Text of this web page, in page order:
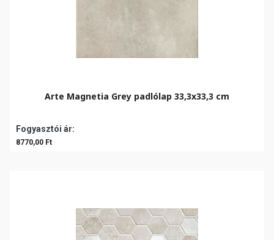
Arte Magnetia Grey padlólap 33,3x33,3 cm
Fogyasztói ár:
8770,00 Ft